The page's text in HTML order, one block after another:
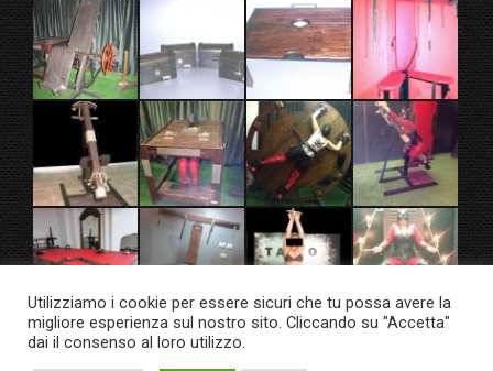
Utilizziamo i cookie per essere sicuri che tu possa avere la
migliore esperienza sul nostro sito. Cliccando su "Accetta"
dai il consenso al loro utilizzo.